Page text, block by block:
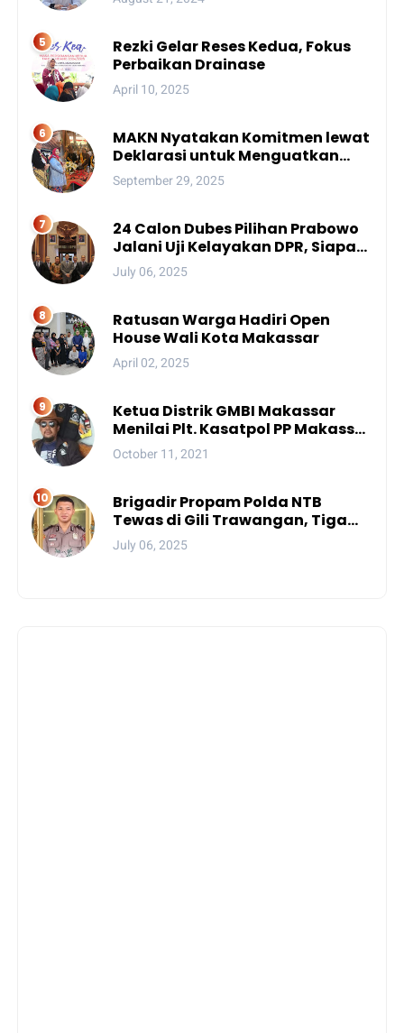
Rezki Gelar Reses Kedua, Fokus
Perbaikan Drainase
April 10, 2025
MAKN Nyatakan Komitmen lewat
Deklarasi untuk Menguatkan
Peran Adat Nusantara menuju
Kemajuan Bangsa
September 29, 2025
24 Calon Dubes Pilihan Prabowo
Jalani Uji Kelayakan DPR, Siapa
Saja Mereka?
July 06, 2025
Ratusan Warga Hadiri Open
House Wali Kota Makassar
April 02, 2025
Ketua Distrik GMBI Makassar
Menilai Plt. Kasatpol PP Makassar
Melanggar Kode Etik ASN
October 11, 2021
Brigadir Propam Polda NTB
Tewas di Gili Trawangan, Tiga
Tersangka Termasuk Atasan
Sendiri
July 06, 2025